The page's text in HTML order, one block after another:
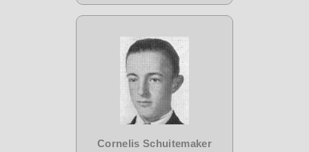
Cornelis Schuitemaker